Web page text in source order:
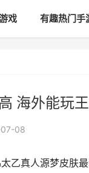
戏 有趣热门手
海外能玩
08
乙真人源梦皮肤